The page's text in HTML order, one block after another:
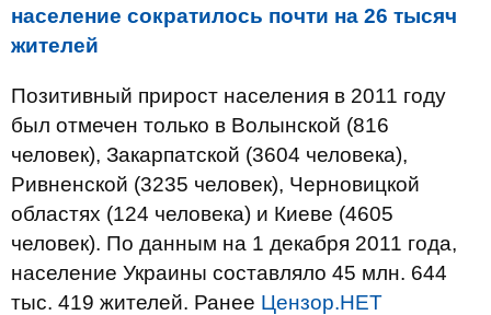
население сократилось почти на 26 тысяч
жителей
Позитивный прирост населения в 2011 году
был отмечен только в Волынской (816
человек), Закарпатской (3604 человека),
Ривненской (3235 человек), Черновицкой
областях (124 человека) и Киеве (4605
человек). По данным на 1 декабря 2011 года,
население Украины составляло 45 млн. 644
тыс. 419 жителей. Ранее Цензор.НЕТ